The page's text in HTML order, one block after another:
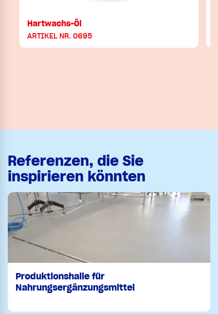
Hartwachs-Öl
ARTIKEL NR. 0695
Referenzen, die Sie
inspirieren könnten
Produktionshalle für
Nahrungsergänzungsmittel